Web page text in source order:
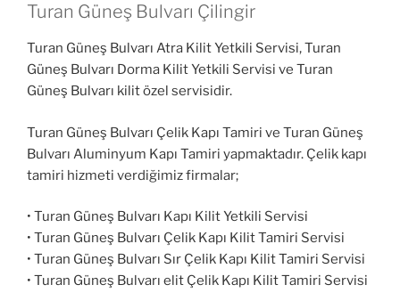
Turan Güneş Bulvarı Çilingir
Turan Güneş Bulvarı Atra Kilit Yetkili Servisi, Turan
Güneş Bulvarı Dorma Kilit Yetkili Servisi ve Turan
Güneş Bulvarı kilit özel servisidir.
Turan Güneş Bulvarı Çelik Kapı Tamiri ve Turan Güneş
Bulvarı Aluminyum Kapı Tamiri yapmaktadır. Çelik kapı
tamiri hizmeti verdiğimiz firmalar;
• Turan Güneş Bulvarı Kapı Kilit Yetkili Servisi
• Turan Güneş Bulvarı Çelik Kapı Kilit Tamiri Servisi
• Turan Güneş Bulvarı Sır Çelik Kapı Kilit Tamiri Servisi
• Turan Güneş Bulvarı elit Çelik Kapı Kilit Tamiri Servisi